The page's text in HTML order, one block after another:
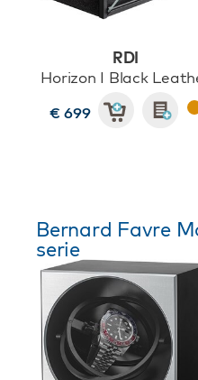
RDI
Horizon I Black
€ 699
Bernard Favre
serie